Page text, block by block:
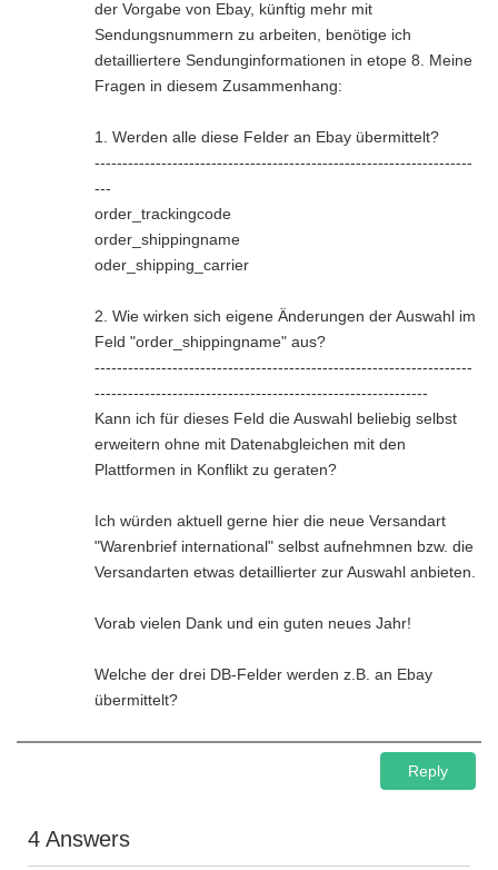
der Vorgabe von Ebay, künftig mehr mit
Sendungsnummern zu arbeiten, benötige ich
detailliertere Sendunginformationen in etope 8. Meine
Fragen in diesem Zusammenhang:
1. Werden alle diese Felder an Ebay übermittelt?
--------------------------------------------------------------------
---
order_trackingcode
order_shippingname
oder_shipping_carrier
2. Wie wirken sich eigene Änderungen der Auswahl im
Feld "order_shippingname" aus?
--------------------------------------------------------------------
------------------------------------------------------------
Kann ich für dieses Feld die Auswahl beliebig selbst
erweitern ohne mit Datenabgleichen mit den
Plattformen in Konflikt zu geraten?
Ich würden aktuell gerne hier die neue Versandart
"Warenbrief international" selbst aufnehmnen bzw. die
Versandarten etwas detaillierter zur Auswahl anbieten.
Vorab vielen Dank und ein guten neues Jahr!
Welche der drei DB-Felder werden z.B. an Ebay
übermittelt?
Reply
4 Answers